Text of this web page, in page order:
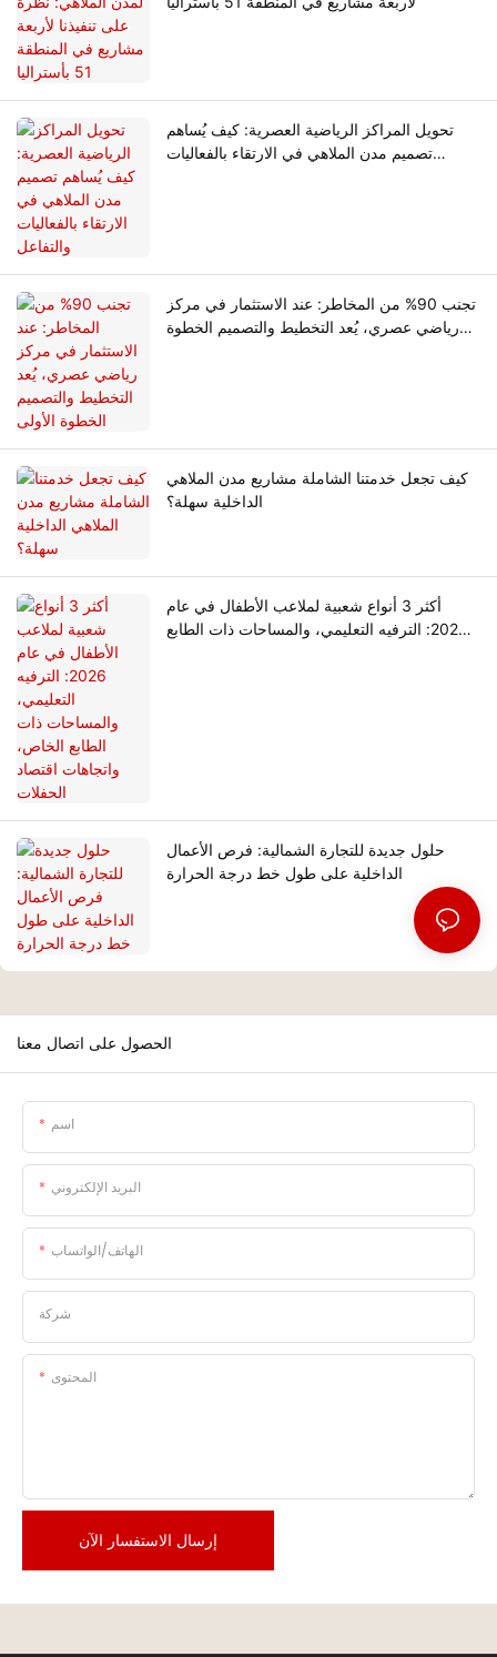
تحويل المراكز الرياضية العصرية: كيف يُساهم
تصميم مدن الملاهي في الارتقاء بالفعاليات
تجنب 90% من المخاطر: عند الاستثمار في مركز
رياضي عصري، يُعد التخطيط والتصميم الخطوة
كيف تجعل خدمتنا الشاملة مشاريع مدن الملاهي
الداخلية سهلة؟
أكثر 3 أنواع شعبية لملاعب الأطفال في عام
2026: الترفيه التعليمي، والمساحات ذات الطابع
حلول جديدة للتجارة الشمالية: فرص الأعمال
الداخلية على طول خط درجة الحرارة
الحصول على اتصال معنا
اسم
البريد الإلكتروني
الهاتف/الواتساب
شركة
المحتوى
إرسال الاستفسار الآن